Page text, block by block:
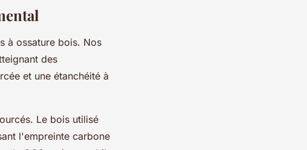
à ossature bois. Nos
des
et une étanchéité à
Le bois utilisé
l'empreinte carbone